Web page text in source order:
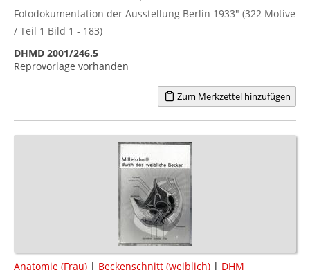
Fotodokumentation der Ausstellung Berlin 1933" (322 Motive
/ Teil 1 Bild 1 - 183)
DHMD 2001/246.5
Reprovorlage vorhanden
Zum Merkzettel hinzufügen
Anatomie (Frau) | Beckenschnitt (weiblich) | DHM